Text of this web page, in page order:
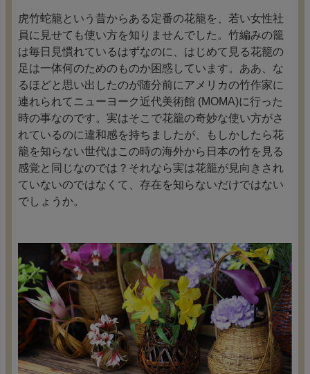
虎竹蛇籠という昔からある定番の花籠を、若い女性社
員に見せても使い方を知りませんでした。竹編みの籠
は毎日見慣れているはずなのに、はじめて見る花籠の
足は一体何のためのものか困惑しています。ああ、な
るほどと思い出したのが随分前にアメリカの竹作家に
連れられてニューヨーク近代美術館 (MOMA)に行った
時の事なのです。実はそこで花籠の奇妙な使い方がさ
れているのに違和感を持ちましたが、もしかしたら花
籠を知らない世代はこの時の海外から日本の竹を見る
感覚と同じなのでは？それなら実は花籠が見向きされ
ていないのではなくて、存在を知らないだけではない
でしょうか。